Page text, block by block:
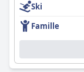
Ski
Famille